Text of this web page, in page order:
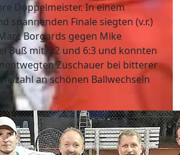
Doppelmeister. In einem
spannenden Finale siegten (v.r.)
Borgards gegen Mike
Buß mit 6:2 und 6:3 und konnten
Zuschauer bei bitterer
an schönen Ballwechseln